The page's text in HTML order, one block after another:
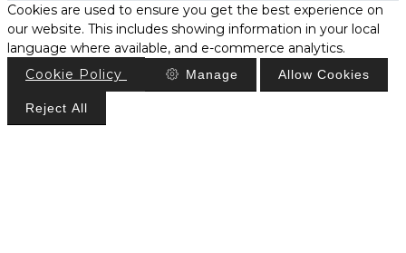
Cookies are used to ensure you get the best experience on
our website. This includes showing information in your local
language where available, and e-commerce analytics.
Cookie Policy
Manage Allow Cookies
Reject All